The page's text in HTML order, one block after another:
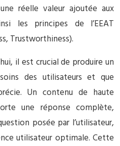
réelle valeur ajoutée aux
les principes de l’EEAT
Trustworthiness).
il est crucial de produire un
des utilisateurs et que
Un contenu de haute
une réponse complète,
posée par l’utilisateur,
utilisateur optimale. Cette